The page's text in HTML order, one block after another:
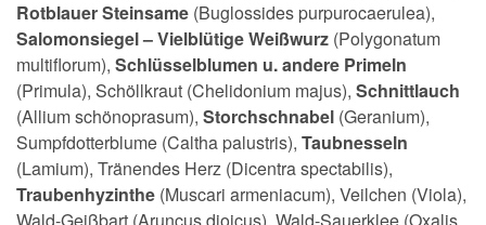
Rotblauer Steinsame (Buglossides purpurocaerulea),
Salomonsiegel – Vielblütige Weißwurz (Polygonatum
multiflorum), Schlüsselblumen u. andere Primeln
(Primula), Schöllkraut (Chelidonium majus), Schnittlauch
(Allium schönoprasum), Storchschnabel (Geranium),
Sumpfdotterblume (Caltha palustris), Taubnesseln
(Lamium), Tränendes Herz (Dicentra spectabilis),
Traubenhyzinthe (Muscari armeniacum), Veilchen (Viola),